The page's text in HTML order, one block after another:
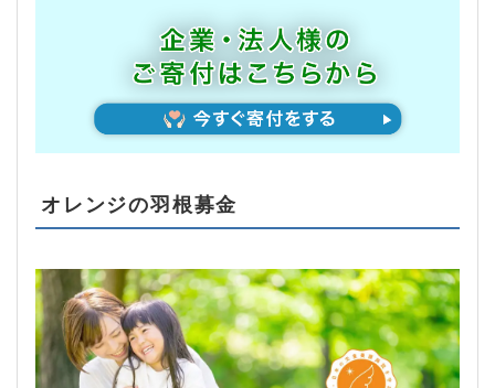
オレンジの羽根募金